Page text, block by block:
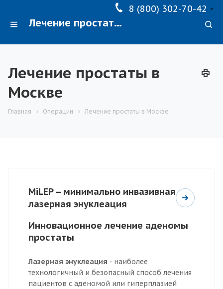
8 (800) 302-70-42
Лечение простаты в Москве
Лечение простаты в
Москве
Главная Операции Лечение простаты в Москве
MiLEP – минимально инвазивная
лазерная энуклеация
Инновационное лечение аденомы
простаты
Лазерная энуклеация - наиболее
технологичный и безопасный способ лечения
пациентов с аденомой или гиперплазией